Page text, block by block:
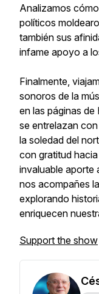
Analizamos
políticos
también sus
infame apoyo a
Finalmente,
sonoros de la
en las páginas de
se entrelazan
la soledad del
con gratitud
invaluable aporte
nos acompañes
explorando
enriquecen
Support the show